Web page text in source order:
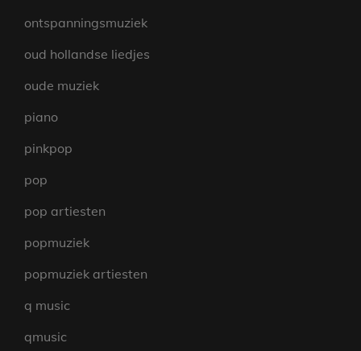
ontspanningsmuziek
oud hollandse liedjes
oude muziek
piano
pinkpop
pop
pop artiesten
popmuziek
popmuziek artiesten
q music
qmusic